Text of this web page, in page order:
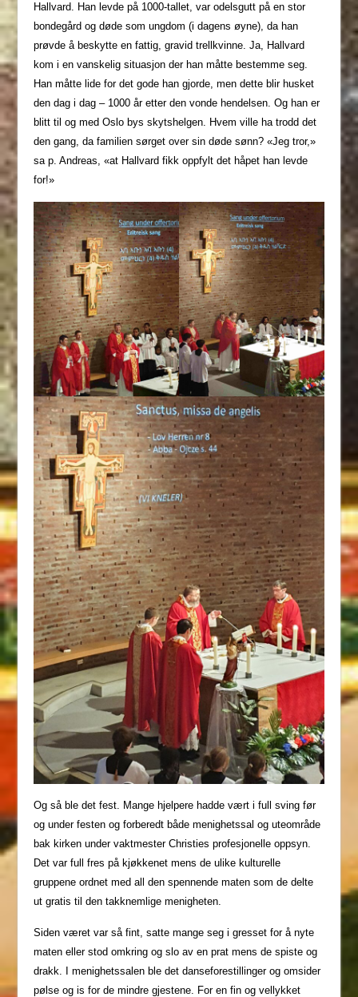
Hallvard. Han levde på 1000-tallet, var odelsgutt på en stor
bondegård og døde som ungdom (i dagens øyne), da han
prøvde å beskytte en fattig, gravid trellkvinne. Ja, Hallvard
kom i en vanskelig situasjon der han måtte bestemme seg.
Han måtte lide for det gode han gjorde, men dette blir husket
den dag i dag – 1000 år etter den vonde hendelsen. Og han er
blitt til og med Oslo bys skytshelgen. Hvem ville ha trodd det
den gang, da familien sørget over sin døde sønn? «Jeg tror,»
sa p. Andreas, «at Hallvard fikk oppfylt det håpet han levde
for!»
Og så ble det fest. Mange hjelpere hadde vært i full sving før
og under festen og forberedt både menighetssal og uteområde
bak kirken under vaktmester Christies profesjonelle oppsyn.
Det var full fres på kjøkkenet mens de ulike kulturelle
gruppene ordnet med all den spennende maten som de delte
ut gratis til den takknemlige menigheten.
Siden været var så fint, satte mange seg i gresset for å nyte
maten eller stod omkring og slo av en prat mens de spiste og
drakk. I menighetssalen ble det danseforestillinger og omsider
pølse og is for de mindre gjestene. For en fin og vellykket